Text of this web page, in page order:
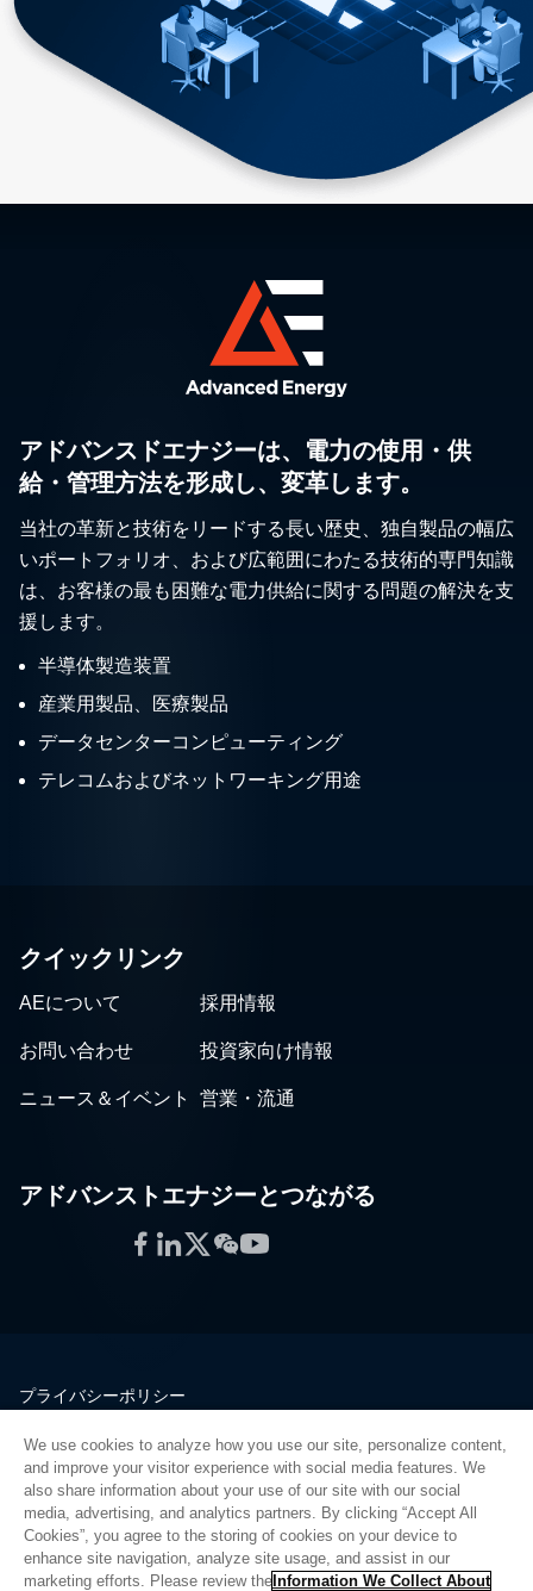
アドバンスドエナジーは、電力の使用・供
給・管理方法を形成し、変革します。
当社の革新と技術をリードする長い歴史、独自製品の幅広
いポートフォリオ、および広範囲にわたる技術的専門知識
は、お客様の最も困難な電力供給に関する問題の解決を支
援します。
半導体製造装置
産業用製品、医療製品
データセンターコンピューティング
テレコムおよびネットワーキング用途
クイックリンク
AEについて 採用情報
お問い合わせ 投資家向け情報
ニュース＆イベント 営業・流通
アドバンストエナジーとつながる
Facebook
LinkedIn
Twitter
WeChat
YouTube
プライバシーポリシー
品質
サイトマップ
サプライヤーポータル
UK Modern Slavery Act
We use cookies to analyze how you use our site, personalize content,
and improve your visitor experience with social media features. We
also share information about your use of our site with our social
media, advertising, and analytics partners. By clicking “Accept All
Cookies”, you agree to the storing of cookies on your device to
enhance site navigation, analyze site usage, and assist in our
marketing efforts. Please review the Information We Collect About